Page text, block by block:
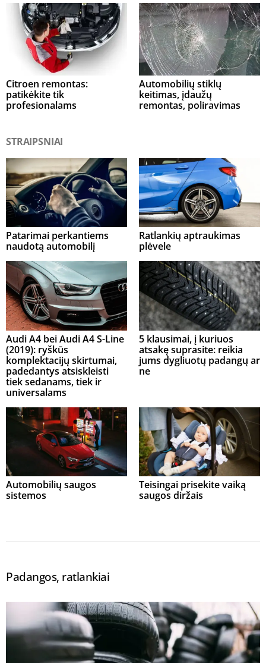
Citroen remontas:
patikėkite tik
profesionalams
Automobilių stiklų
keitimas, įdaužų
remontas, poliravimas
STRAIPSNIAI
Patarimai perkantiems
naudotą automobilį
Ratlankių aptraukimas
plėvele
Audi A4 bei Audi A4 S-Line
(2019): ryškūs
komplektacijų skirtumai,
padedantys atsiskleisti
tiek sedanams, tiek ir
universalams
5 klausimai, į kuriuos
atsakę suprasite: reikia
jums dygliuotų padangų ar
ne
Automobilių saugos
sistemos
Teisingai prisekite vaiką
saugos diržais
Padangos, ratlankiai